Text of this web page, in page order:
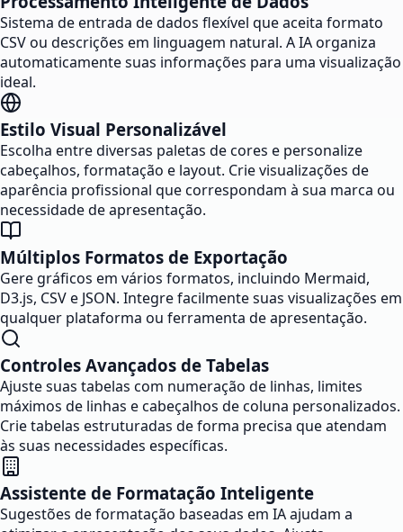
Sistema de entrada de dados flexível que aceita formato
CSV ou descrições em linguagem natural. A IA organiza
automaticamente suas informações para uma visualização
ideal.
Estilo Visual Personalizável
Escolha entre diversas paletas de cores e personalize
cabeçalhos, formatação e layout. Crie visualizações de
aparência profissional que correspondam à sua marca ou
necessidade de apresentação.
Múltiplos Formatos de Exportação
Gere gráficos em vários formatos, incluindo Mermaid,
D3.js, CSV e JSON. Integre facilmente suas visualizações em
qualquer plataforma ou ferramenta de apresentação.
Controles Avançados de Tabelas
Ajuste suas tabelas com numeração de linhas, limites
máximos de linhas e cabeçalhos de coluna personalizados.
Crie tabelas estruturadas de forma precisa que atendam
às suas necessidades específicas.
Assistente de Formatação Inteligente
Sugestões de formatação baseadas em IA ajudam a